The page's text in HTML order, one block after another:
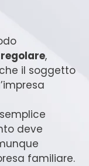
regolare,
il soggetto
deve
familiare.